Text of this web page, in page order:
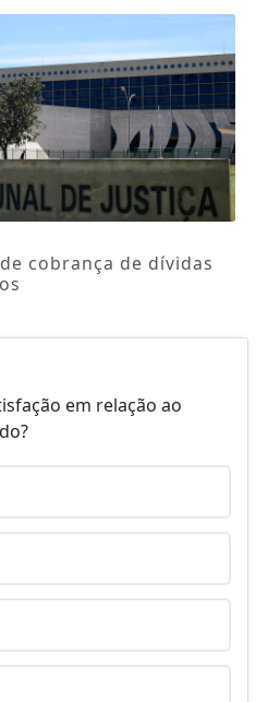
cobrança de dívidas
em relação ao